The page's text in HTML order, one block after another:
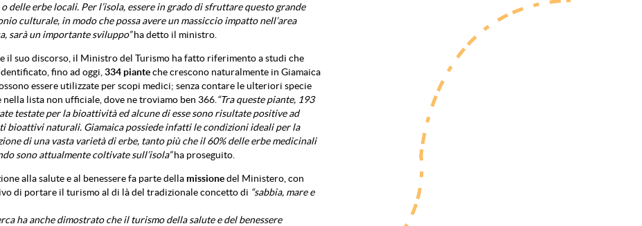
delle erbe locali. Per l’isola, essere in grado di sfruttare questo grande
culturale, in modo che possa avere un massiccio impatto nell’area
sarà un importante sviluppo”ha detto il ministro.
il suo discorso, il Ministro del Turismo ha fatto riferimento a studi che
fino ad oggi, 334 pianteche crescono naturalmente in Giamaica
essere utilizzate per scopi medici; senza contare le ulteriori specie
nella lista non ufficiale, dove ne troviamo ben 366. “Tra queste piante, 193
testate per la bioattività ed alcune di esse sono risultate positive ad
bioattivi naturali. Giamaica possiede infatti le condizioni ideali per la
di una vasta varietà di erbe, tanto più che il 60% delle erbe medicinali
sono attualmente coltivate sull’isola”ha proseguito.
alla salute e al benessere fa parte della missionedel Ministero, con
di portare il turismo al di là del tradizionale concetto di “sabbia, mare e
ha anche dimostrato che il turismo della salute e del benessere